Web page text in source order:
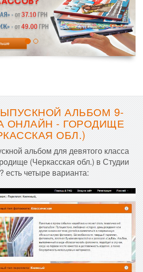
АЛЬБОМ 9-
ОНЛАЙН - ГОРОДИЩЕ
ОБЛ.)
альбом для девятого класса
(Черкасская обл.) в Студии
есть четыре варианта: